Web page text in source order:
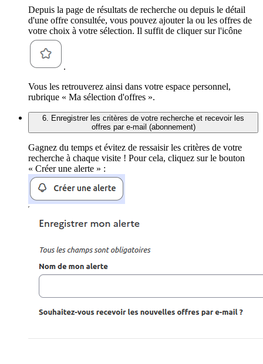
Depuis la page de résultats de recherche ou depuis le détail
d'une offre consultée, vous pouvez ajouter la ou les offres de
votre choix à votre sélection. Il suffit de cliquer sur l'icône
.
Vous les retrouverez ainsi dans votre espace personnel,
rubrique « Ma sélection d'offres ».
6. Enregistrer les critères de votre recherche et recevoir les
offres par e-mail (abonnement)
Gagnez du temps et évitez de ressaisir les critères de votre
recherche à chaque visite ! Pour cela, cliquez sur le bouton
« Créer une alerte » :